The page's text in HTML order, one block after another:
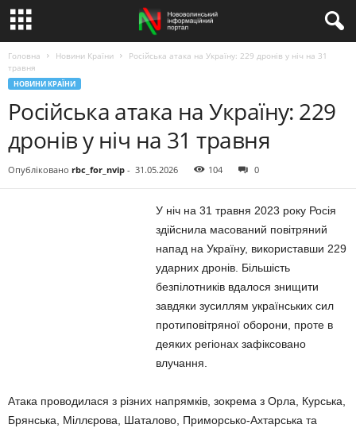
Головна Новини Країни
Російська атака на Україну: 229 дронів у ніч на 31
травня
НОВИНИ КРАЇНИ
Російська атака на Україну: 229
дронів у ніч на 31 травня
Опубліковано rbc_for_nvip - 31.05.2026 104 0
У ніч на 31 травня 2023 року Росія
здійснила масований повітряний
напад на Україну, використавши 229
ударних дронів. Більшість
безпілотників вдалося знищити
завдяки зусиллям українських сил
протиповітряної оборони, проте в
деяких регіонах зафіксовано
влучання.
Атака проводилася з різних напрямків, зокрема з Орла, Курська,
Брянська, Міллєрова, Шаталово, Приморсько-Ахтарська та